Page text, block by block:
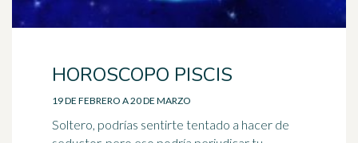
HOROSCOPO PISCIS
19 DE FEBRERO A 20 DE MARZO
Soltero, podrías sentirte tentado a hacer de